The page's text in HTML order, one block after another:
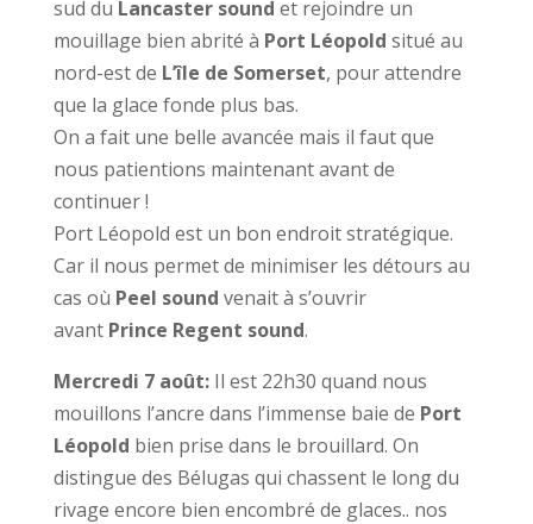
sud du Lancaster sound et rejoindre un
mouillage bien abrité à Port Léopold situé au
nord-est de L’île de Somerset, pour attendre
que la glace fonde plus bas.
On a fait une belle avancée mais il faut que
nous patientions maintenant avant de
continuer !
Port Léopold est un bon endroit stratégique.
Car il nous permet de minimiser les détours au
cas où Peel sound venait à s’ouvrir
avantPrince Regent sound.
Mercredi 7 août: Il est 22h30 quand nous
mouillons l’ancre dans l’immense baie de Port
Léopold bien prise dans le brouillard. On
distingue des Bélugas qui chassent le long du
rivage encore bien encombré de glaces.. nos